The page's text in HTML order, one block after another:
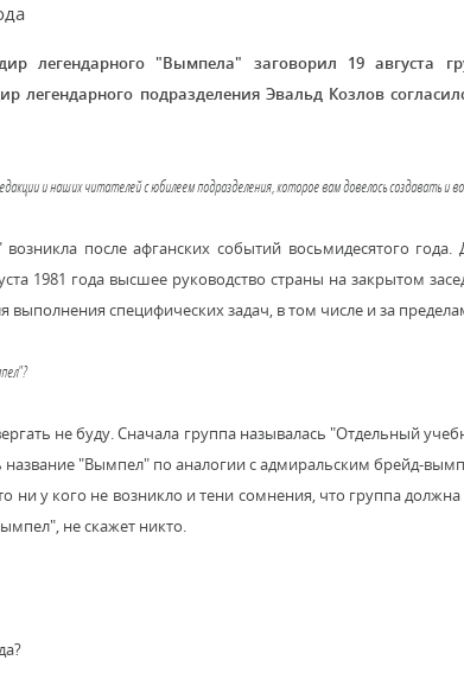
легендарного "Вымпела" заговорил 19 августа
легендарного подразделения Эвальд Козлов
и наших читателей с юбилеем подразделения, которое вам довелось создавать и
после афганских событий восьмидесятого
1981 года высшее руководство страны на закрытом
выполнения специфических задач, в том числе и за
не буду. Сначала группа называлась "Отдельный
название "Вымпел" по аналогии с адмиральским брейд-
ни у кого не возникло и тени сомнения, что группа
не скажет никто.